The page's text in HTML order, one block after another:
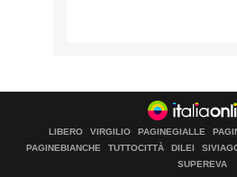
LIBERO VIRGILIO PAGINEGIALLE
PAGINEBIANCHE
TUTTOCITTÀ DILEI
SUPEREVA